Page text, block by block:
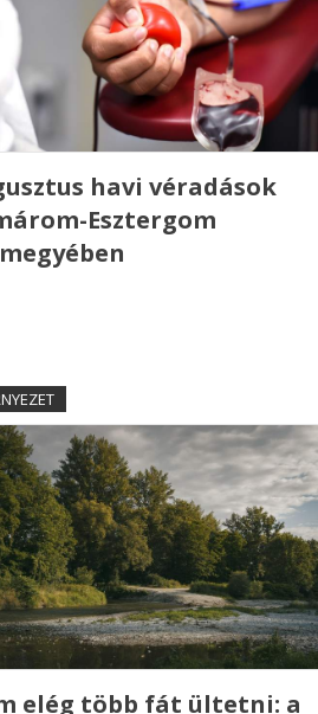
havi véradások
Esztergom
elég több fát ültetni: a